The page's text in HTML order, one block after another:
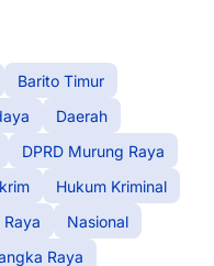
Barito Timur
Daerah
DPRD Murung Raya
Hukum Kriminal
Nasional
Raya